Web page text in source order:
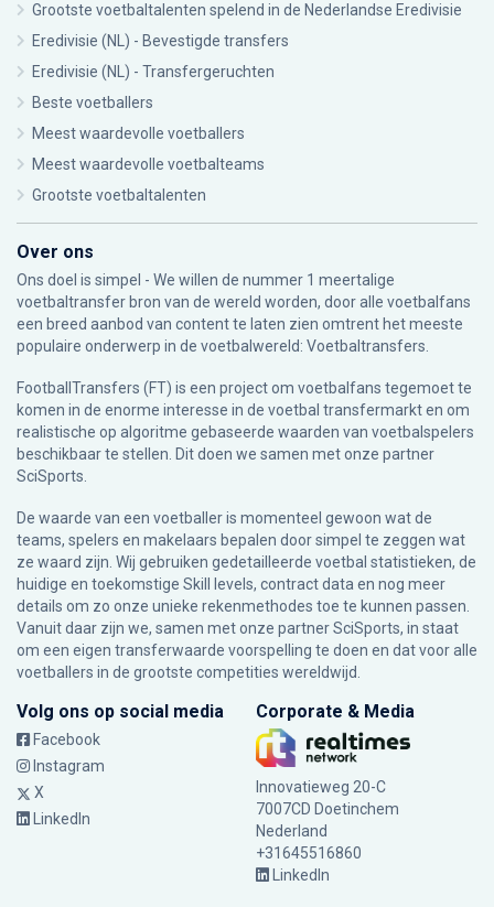
Grootste voetbaltalenten spelend in de Nederlandse Eredivisie
Eredivisie (NL) - Bevestigde transfers
Eredivisie (NL) - Transfergeruchten
Beste voetballers
Meest waardevolle voetballers
Meest waardevolle voetbalteams
Grootste voetbaltalenten
Over ons
Ons doel is simpel - We willen de nummer 1 meertalige
voetbaltransfer bron van de wereld worden, door alle voetbalfans
een breed aanbod van content te laten zien omtrent het meeste
populaire onderwerp in de voetbalwereld: Voetbaltransfers.
FootballTransfers (FT) is een project om voetbalfans tegemoet te
komen in de enorme interesse in de voetbal transfermarkt en om
realistische op algoritme gebaseerde waarden van voetbalspelers
beschikbaar te stellen. Dit doen we samen met onze partner
SciSports
De waarde van een voetballer is momenteel gewoon wat de
teams, spelers en makelaars bepalen door simpel te zeggen wat
ze waard zijn. Wij gebruiken gedetailleerde voetbal statistieken, de
huidige en toekomstige Skill levels, contract data en nog meer
details om zo onze unieke rekenmethodes toe te kunnen passen.
Vanuit daar zijn we, samen met onze partner SciSports, in staat
om een eigen transferwaarde voorspelling te doen en dat voor alle
voetballers in de grootste competities wereldwijd.
Volg ons op social media
Facebook
Instagram
X
LinkedIn
Corporate & Media
Innovatieweg 20-C
7007CD Doetinchem
Nederland
+31645516860
LinkedIn